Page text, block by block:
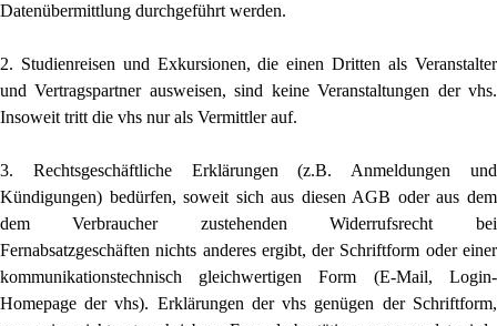
Datenübermittlung durchgeführt werden.
2. Studienreisen und Exkursionen, die einen Dritten als Veranstalter
und Ver­tragspartner ausweisen, sind keine Veranstaltungen der vhs.
Insoweit tritt die vhs nur als Vermittler auf.
3. Rechtsgeschäftliche Erklärungen (z.B. Anmeldungen und
Kündigungen) be­dürfen, soweit sich aus diesen AGB oder aus dem
dem Verbraucher zustehenden Widerrufsrecht bei
Fernabsatzgeschäften nichts anderes ergibt, der Schriftform oder einer
kommunikationstechnisch gleichwertigen Form (E-Mail, Login-
Homepage der vhs). Erklärungen der vhs genügen der Schriftform,